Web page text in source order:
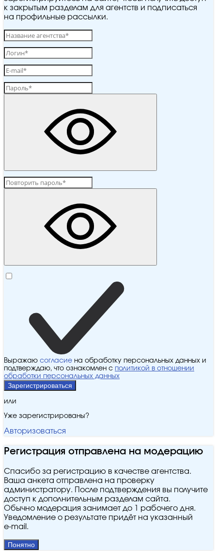
к закрытым разделам для агентств и подписаться
на профильные рассылки.
Выражаю согласие на обработку персональных данных и
подтверждаю, что ознакомлен с политикой в отношении
обработки персональных данных
Зарегистрироваться
или
Уже зарегистрированы?
Авторизоваться
Регистрация отправлена на модерацию
Спасибо за регистрацию в качестве агентства.
Ваша анкета отправлена на проверку
администратору. После подтверждения вы получите
доступ к дополнительным разделам сайта.
Обычно модерация занимает до 1 рабочего дня.
Уведомление о результате придёт на указанный
e‑mail.
Понятно